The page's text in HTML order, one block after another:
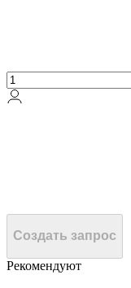
Создать запрос
Рекомендуют